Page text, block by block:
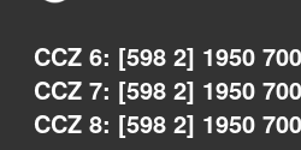
CCZ 6: [598 2] 1950
CCZ 7: [598 2] 1950
CCZ 8: [598 2] 1950